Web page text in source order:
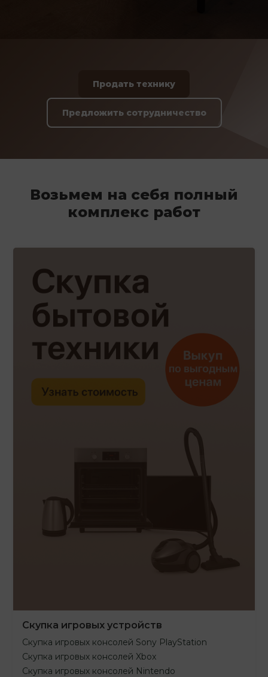
Продать технику
Предложить сотрудничество
Возьмем на себя полный
комплекс работ
Скупка игровых устройств
Скупка игровых консолей Sony PlayStation
Скупка игровых консолей Xbox
Скупка игровых консолей Nintendo